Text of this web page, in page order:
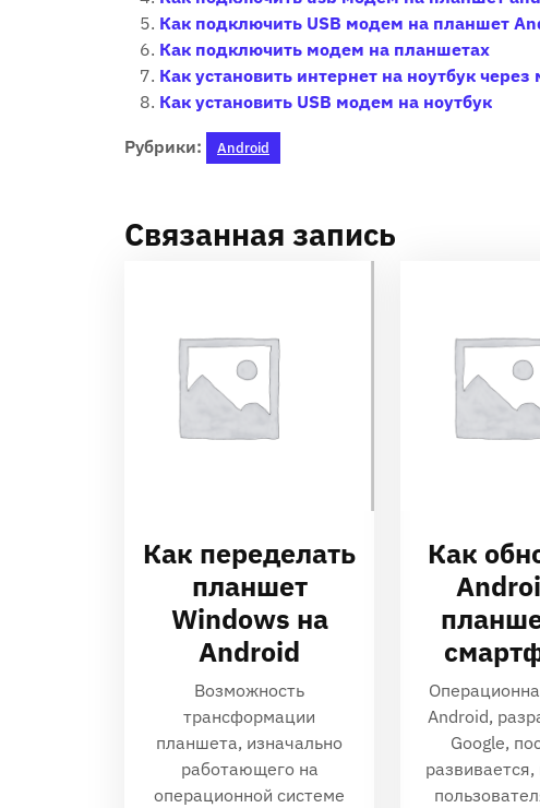
Как подключить USB модем на планшет
Как подключить модем на планшетах
Как установить интернет на ноутбук
Как установить USB модем на ноутбук
Рубрики: Android
Связанная запись
Как переделать
планшет
Windows на
Android
Возможность
трансформации
планшета, изначально
работающего на
операционной системе
Как
Android,
Google,